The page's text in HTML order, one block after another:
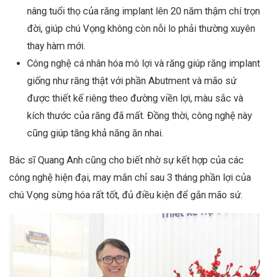
nâng tuổi thọ của răng implant lên 20 năm thậm chí trọn
đời, giúp chú Vọng không còn nỗi lo phải thường xuyên
thay hàm mới.
Công nghệ cá nhân hóa mô lợi và răng giúp răng implant
giống như răng thật với phần Abutment và mão sứ
được thiết kế riêng theo đường viền lợi, màu sắc và
kích thước của răng đã mất. Đồng thời, công nghệ này
cũng giúp tăng khả năng ăn nhai.
Bác sĩ Quang Anh cũng cho biết nhờ sự kết hợp của các
công nghệ hiện đại, may mắn chỉ sau 3 tháng phần lợi của
chú Vọng sừng hóa rất tốt, đủ điều kiện để gắn mão sứ.